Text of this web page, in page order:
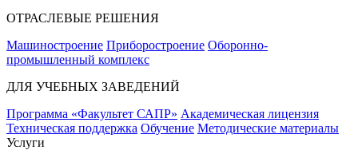
ОТРАСЛЕВЫЕ РЕШЕНИЯ
Машиностроение Приборостроение Оборонно-
промышленный комплекс
ДЛЯ УЧЕБНЫХ ЗАВЕДЕНИЙ
Программа «Факультет САПР» Академическая лицензия
Техническая поддержка Обучение Методические материалы
Услуги